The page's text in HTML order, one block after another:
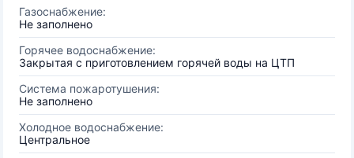
Газоснабжение:
Не заполнено
Горячее водоснабжение:
Закрытая с приготовлением горячей воды на ЦТП
Система пожаротушения:
Не заполнено
Холодное водоснабжение:
Центральное